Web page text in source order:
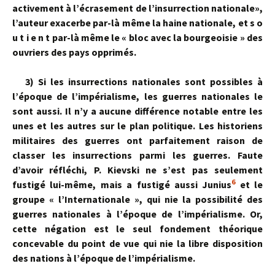
activement à l’écrasement de l’insurrection nationale»,
l’auteur exacerbe par-là même la haine natio­nale, et s o
u t i e n t par-là même le « bloc avec la bourgeoisie » des
ou­vriers des pays opprimés.
3) Si les insurrections nationales sont possibles à
l’époque de l’impéria­lisme, les guerres nationales le
sont aussi. Il n’y a aucune différence no­table entre les
unes et les autres sur le plan politique. Les historiens
mili­taires des guerres ont parfaitement raison de
classer les insurrections parmi les guerres. Faute
d’avoir réfléchi, P. Kievski ne s’est pas seulement
fustigé lui-même, mais a fustigé aussi Junius6et le
groupe « l’Internatio­nale », qui nie la possibilité des
guerres nationales à l’époque de l’impé­rialisme. Or,
cette négation est le seul fondement théorique
concevable du point de vue qui nie la libre disposition
des nations à l’époque de l’impéria­lisme.